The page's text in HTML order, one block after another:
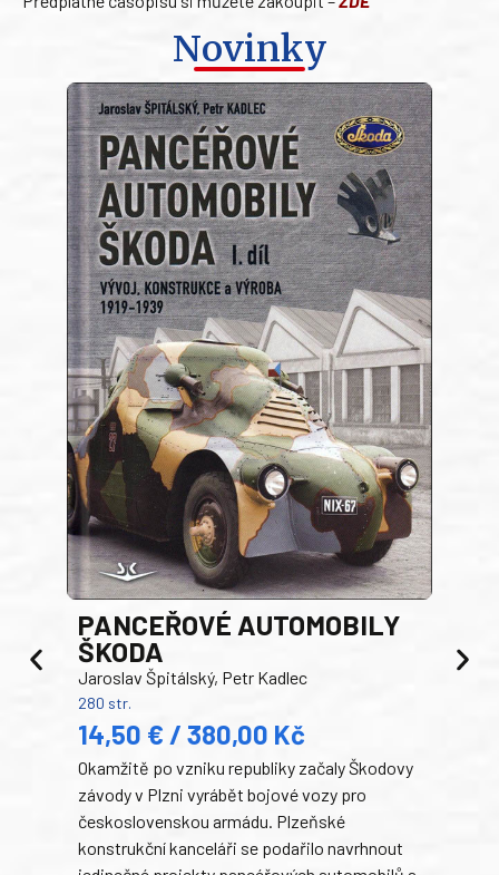
Novinky
PANCEŘOVÉ AUTOMOBILY
ŠKODA
Jaroslav Špitálský, Petr Kadlec
280 str.
14,50 € / 380,00 Kč
Okamžitě po vzniku republiky začaly Škodovy
závody v Plzni vyrábět bojové vozy pro
československou armádu. Plzeňské
konstrukční kanceláři se podařilo navrhnout